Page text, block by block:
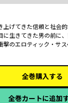
上げてきた信頼と社会
に生きてきた男の前に
のエロティック・サ
全巻購入する
全巻カートに追加